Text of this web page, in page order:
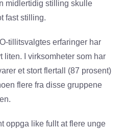
midlertidig stilling skulle
fast stilling.
tillitsvalgtes erfaringer har
I virksomheter som har
et stort flertall (87 prosent)
flere fra disse gruppene
oppga like fullt at flere unge